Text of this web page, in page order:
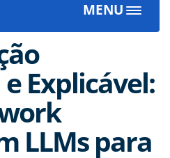
MENU
Toggle
Explicável:
LLMs para